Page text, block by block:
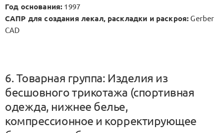
Год основания: 1997
САПР для создания лекал, раскладки и раскроя: Gerber
CAD
6. Товарная группа: Изделия из
бесшовного трикотажа (спортивная
одежда, нижнее белье,
компрессионное и корректирующее